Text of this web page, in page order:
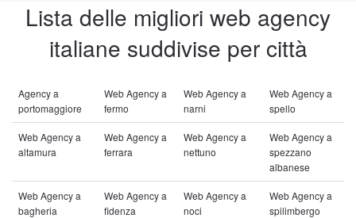
Lista delle migliori web agency
italiane suddivise per città
Agency a
portomaggiore
Web Agency a
fermo
Web Agency a
narni
Web Agency a
spello
Web Agency a
altamura
Web Agency a
ferrara
Web Agency a
nettuno
Web Agency a
spezzano
albanese
Web Agency a
bagheria
Web Agency a
fidenza
Web Agency a
noci
Web Agency a
spilimbergo